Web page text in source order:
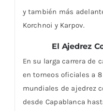
y también más
Korchnoi y Karpov.
El Ajedrez
En su larga carrera de
en torneos oficiales a
mundiales de ajedrez
desde Capablanca